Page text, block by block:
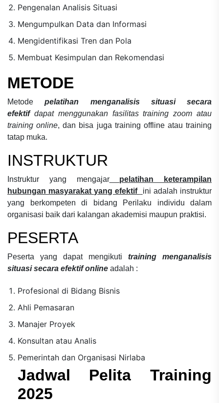
Pengenalan Analisis Situasi
Mengumpulkan Data dan Informasi
Mengidentifikasi Tren dan Pola
Membuat Kesimpulan dan Rekomendasi
METODE
Metode
pelatihan menganalisis situasi secara
efektif dapat menggunakan fasilitas training zoom atau
training online, dan bisa juga training offline atau training
tatap muka.
INSTRUKTUR
Instruktur yang mengajar
pelatihan keterampilan
hubungan masyarakat yang efektif
ini adalah instruktur
yang berkompeten di bidang
Perilaku individu dalam
organisasi baik dari kalangan akademisi maupun praktisi.
PESERTA
Peserta yang dapat mengikuti
training menganalisis
situasi secara efektif online adalah :
Profesional di Bidang Bisnis
Ahli Pemasaran
Manajer Proyek
Konsultan atau Analis
Pemerintah dan Organisasi Nirlaba
Jadwal Pelita Training
2025